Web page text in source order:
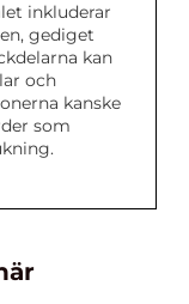
inkluderar
gediget
kan
och
kanske
som